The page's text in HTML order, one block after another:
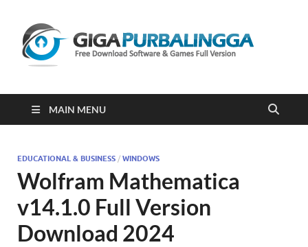
2023
MAIN MENU
EDUCATIONAL & BUSINESS / WINDOWS
Wolfram Mathematica
v14.1.0 Full Version
Download 2024